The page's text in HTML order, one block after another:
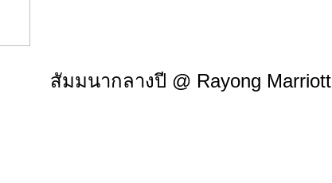
สัมมนากลางปี @ Rayong Marriott